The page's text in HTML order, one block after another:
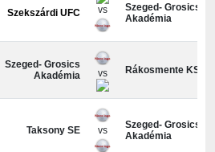
Szekszárdi UFC vs
Szeged- Grosics
Akadémia
Szeged- Grosics
Akadémia
vs Rákosmente KSK
Taksony SE vs
Szeged- Grosics
Akadémia